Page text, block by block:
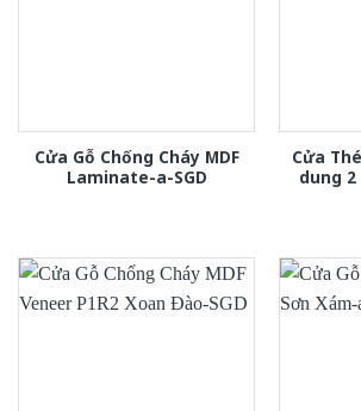
Cửa Gỗ Chống Cháy MDF
Laminate-a-SGD
Cửa
dung